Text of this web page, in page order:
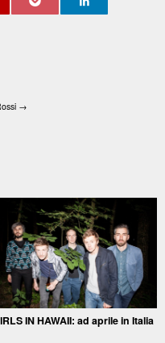
→
IN HAWAII: ad aprile in Italia